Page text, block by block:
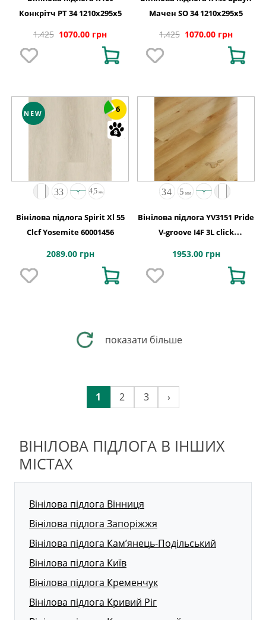
Конкрітч PT 34 1210x295x5
1,425 1070.00 грн
Мачен SO 34 1210x295x5
1,425 1070.00 грн
NEW 6
Вінілова підлога Spirit Xl 55
Clcf Yosemite 60001456
2089.00 грн
Вінілова підлога YV3151 Pride
V-groove I4F 3L click
1953.00 грн
показати більше
1 2 3 ›
ВІНІЛОВА ПІДЛОГА В ІНШИХ
МІСТАХ
Вінілова підлога Вінниця
Вінілова підлога Запоріжжя
Вінілова підлога Кам’янець-Подільський
Вінілова підлога Київ
Вінілова підлога Кременчук
Вінілова підлога Кривий Ріг